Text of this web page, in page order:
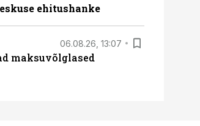
ehitushanke
06.08.26, 13:07
maksuvõlglased